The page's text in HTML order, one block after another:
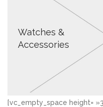
Watches &
Accessories
[vc_empty_space height=